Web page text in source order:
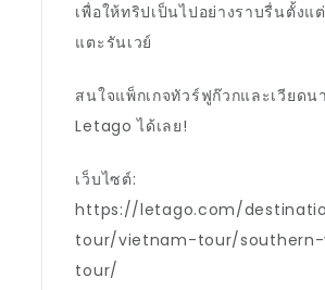
เพื่อให้ทริปเป็นไปอย่างราบรื่นตั้งแ
แตะรันเวย์
สนใจแพ็กเกจทัวร์ฟูก๊วกและเวียด
Letago ได้เลย!
เว็บไซต์:
https://letago.com/
tour/vietnam-tour/
tour/